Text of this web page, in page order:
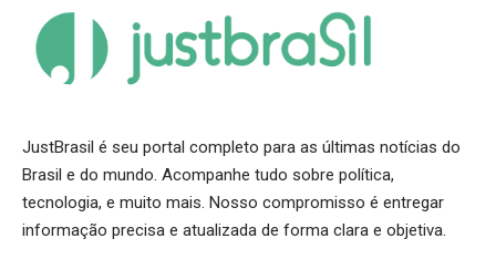
JustBrasil é seu portal completo para as últimas notícias do
Brasil e do mundo. Acompanhe tudo sobre política,
tecnologia, e muito mais. Nosso compromisso é entregar
informação precisa e atualizada de forma clara e objetiva.